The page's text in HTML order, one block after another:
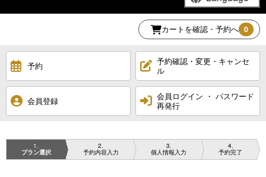
カートを確認・予約へ 0
予約
予約確認・変更・キャンセ
ル
会員登録
会員ログイン ・ パスワード
再発行
1
プラン選択
2
予約内容入力
3
個人情報入力
4
予約完了